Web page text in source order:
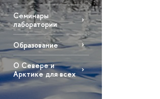
Семинары
лаборатории
Образование
О Севере и
Арктике для всех